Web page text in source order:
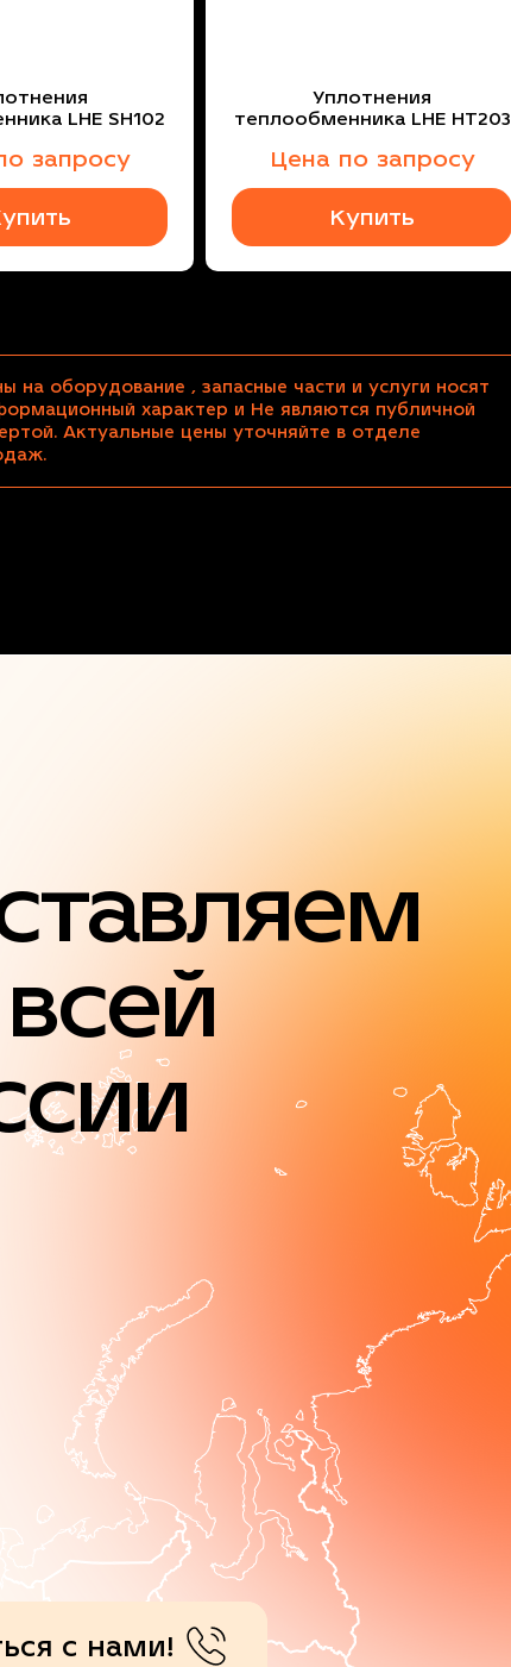
LHE SH102
запросу
Уплотнения
теплообменника LHE HT203
Цена по запросу
Купить
на оборудование , запасные части и услуги носят
характер и Не являются публичной
Актуальные цены уточняйте в отделе
с нами!